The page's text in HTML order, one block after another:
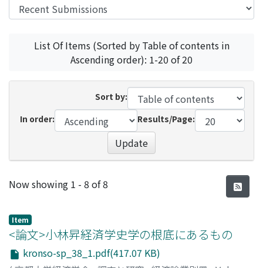
List Of Items (Sorted by Table of contents in
Ascending order): 1-20 of 20
Sort by:
In order:
Results/Page:
Update
Recent Submissions
Now showing 1 - 8 of 8
Item
<論文>小林昇経済学史学の根底にあるもの
kronso-sp_38_1.pdf(417.07 KB)